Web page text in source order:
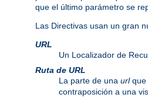
que el último parámetro se
Las Directivas usan un gran
URL
Un Localizador de
Ruta de URL
La parte de una urlque
contraposición a una